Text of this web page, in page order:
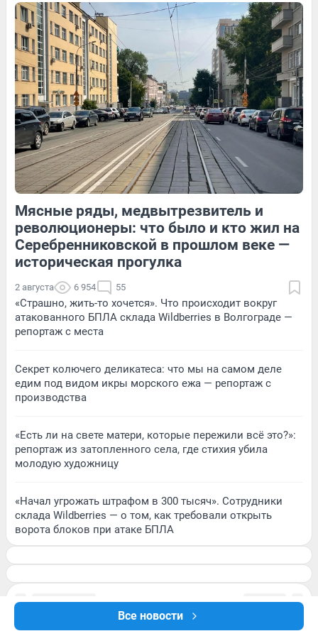
Все новости
210 2
46 Обсудить 10 Обсудить
351 Обсудить 131 Обсудить
Мясные ряды, медвытрезвитель и
революционеры: что было и кто жил на
Серебренниковской в прошлом веке —
историческая прогулка
2 августа 6 954 55
«Страшно, жить-то хочется». Что происходит вокруг
атакованного БПЛА склада Wildberries в Волгограде —
репортаж с места
Секрет колючего деликатеса: что мы на самом деле
едим под видом икры морского ежа — репортаж с
производства
«Есть ли на свете матери, которые пережили всё это?»:
репортаж из затопленного села, где стихия убила
молодую художницу
«Начал угрожать штрафом в 300 тысяч». Сотрудники
склада Wildberries — о том, как требовали открыть
ворота блоков при атаке БПЛА